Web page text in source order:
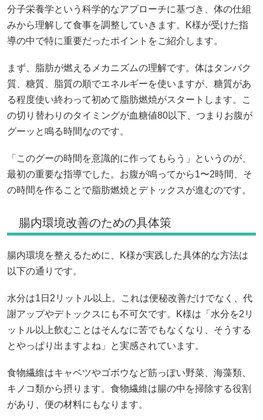
分子栄養学という科学的なアプローチに基づき、体の仕組
みから理解して食事を調整していきます。K様が受けた指
導の中で特に重要だったポイントをご紹介します。
まず、脂肪が燃えるメカニズムの理解です。体はタンパク
質、糖質、脂質の順でエネルギーを使いますが、糖質があ
る程度使い終わって初めて脂肪燃焼がスタートします。こ
の切り替わりのタイミングが血糖値80以下、つまりお腹が
グーッと鳴る時間なのです。
「このグーの時間を意識的に作ってもらう」というのが、
最初の重要な指導でした。お腹が鳴ってから1〜2時間、そ
の時間を作ることで脂肪燃焼とデトックスが進むのです。
腸内環境改善のための具体策
腸内環境を整えるために、K様が実践した具体的な方法は
以下の通りです。
水分は1日2リットル以上。これは便秘改善だけでなく、代
謝アップやデトックスにも不可欠です。K様は「水分を2リ
ットル以上飲むことはそんなに苦でもなくなり、そうする
とやっぱり出ますよね」と実感されています。
食物繊維はキャベツやゴボウなど筋っぽい野菜、海藻類、
キノコ類から摂ります。食物繊維は腸の中を掃除する役割
があり、便の材料にもなります。